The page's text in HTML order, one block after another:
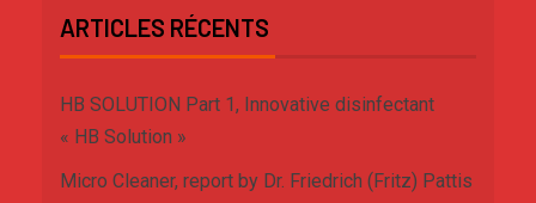
ARTICLES RÉCENTS
HB SOLUTION Part 1, Innovative disinfectant
« HB Solution »
Micro Cleaner, report by Dr. Friedrich (Fritz) Pattis